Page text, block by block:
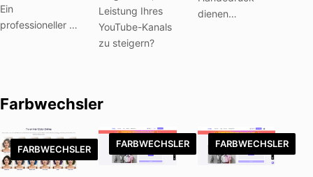
Ein
professioneller …
Leistung Ihres
YouTube-Kanals
zu steigern?
dienen…
Farbwechsler
FARBWECHSLER FARBWECHSLER FARBWECHSLER